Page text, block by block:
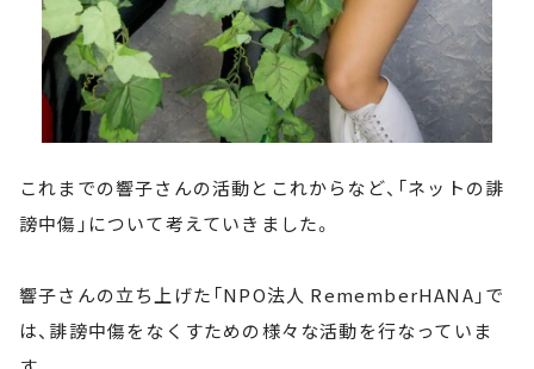
これまでの響子さんの活動とこれからなど、「ネットの誹
謗中傷」について考えていきました。
響子さんの立ち上げた「NPO法人 RememberHANA」で
は、誹謗中傷をなくすための様々な活動を行なっていま